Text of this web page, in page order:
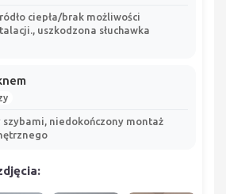
ciepła/brak możliwości
uszkodzona słuchawka
szybami, niedokończony montaż